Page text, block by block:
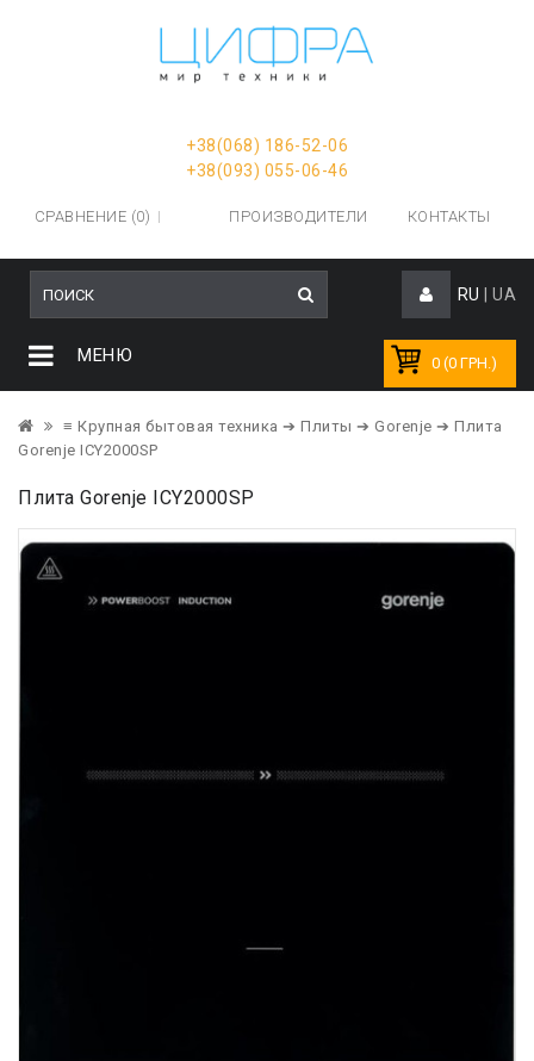
+38(068) 186-52-06
+38(093) 055-06-46
СРАВНЕНИЕ (0) ПРОИЗВОДИТЕЛИ КОНТАКТЫ
RU UA
0 (0 ГРН.)
МЕНЮ
≡ Крупная бытовая техника ➔ Плиты ➔ Gorenje ➔ Плита
Gorenje ICY2000SP
Плита Gorenje ICY2000SP